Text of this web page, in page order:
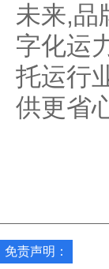
未来,品
字化运
托运行
供更省
免责声明：